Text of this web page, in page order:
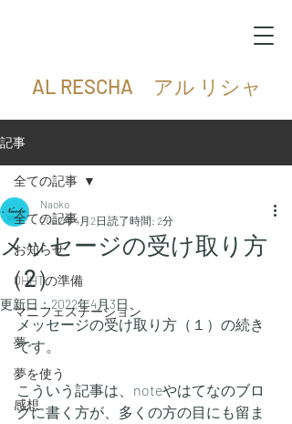
AL RESCHA アル リシャ
記事
全ての記事
お知らせ
QHHTの準備
マニフェステーション
夢
夢を使う
感想
全ての記事
メッセージの受け取り方
（2）
Naoko
2022年4月2日 読了時間: 2分
更新日：2022年4月3日
メッセージの受け取り方（１）の続き
です。
こういう記事は、noteやはてなのブロ
グに書く方が、多くの方の目にも留ま